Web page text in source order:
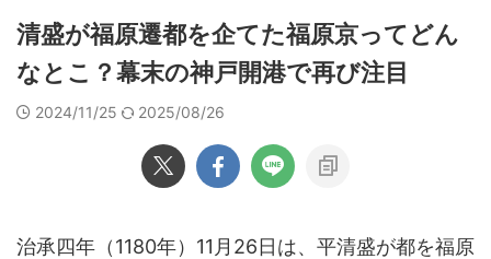
清盛が福原遷都を企てた福原京ってどん
なとこ？幕末の神戸開港で再び注目
2024/11/25 2025/08/26
治承四年（1180年）11月26日は、平清盛が都を福原